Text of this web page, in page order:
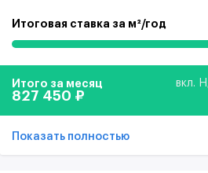
Итоговая ставка за м²/год
Итого за месяц вкл.
827 450 ₽
Показать полностью